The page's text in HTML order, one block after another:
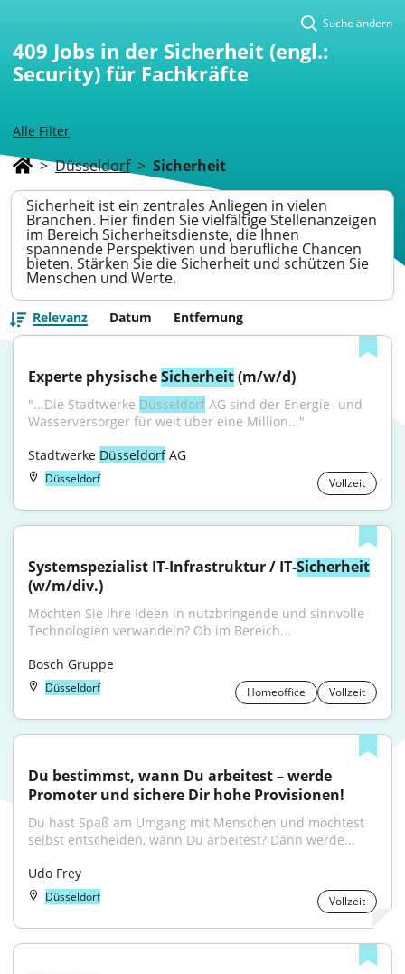
Alle Filter
Suche ändern
409 Jobs in der Sicherheit (engl.:
Security) für Fachkräfte
> Düsseldorf > Sicherheit
Sicherheit ist ein zentrales Anliegen in vielen
Branchen. Hier finden Sie vielfältige Stellenanzeigen
im Bereich Sicherheitsdienste, die Ihnen
spannende Perspektiven und berufliche Chancen
bieten. Stärken Sie die Sicherheit und schützen Sie
Menschen und Werte.
Relevanz Datum Entfernung
Experte physische Sicherheit (m/w/d)
"...Die Stadtwerke Düsseldorf AG sind der Energie- und
Wasserversorger für weit über eine Million..."
Stadtwerke Düsseldorf AG
Düsseldorf Vollzeit
Systemspezialist IT-Infrastruktur / IT-Sicherheit
(w/m/div.)
Möchten Sie Ihre Ideen in nutzbringende und sinnvolle
Technologien verwandeln? Ob im Bereich...
Bosch Gruppe
Düsseldorf Homeoffice Vollzeit
Du bestimmst, wann Du arbeitest – werde
Promoter und sichere Dir hohe Provisionen!
Du hast Spaß am Umgang mit Menschen und möchtest
selbst entscheiden, wann Du arbeitest? Dann werde...
Udo Frey
Düsseldorf Vollzeit